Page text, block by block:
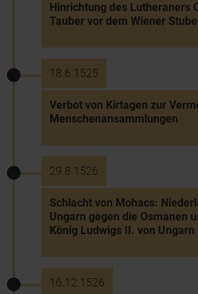
Hinrichtung des Lutheraners
Tauber vor dem Wiener
18.6.1525
Verbot von Kirtagen zur
Menschenansammlungen
29.8.1526
Schlacht von Mohacs:
Ungarn gegen die Osmanen
König Ludwigs II. von Ungarn
16.12.1526